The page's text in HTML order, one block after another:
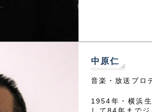
中原仁
音楽・放送プロ
1954年・横浜